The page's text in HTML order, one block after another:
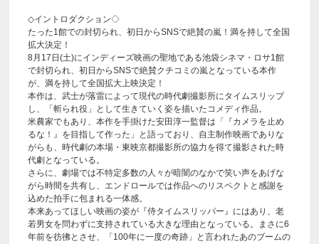
◇イントロダクション◇
たった1館での封切られ、初日からSNSで絶賛の嵐！満を持して全国
拡大決定！
8月17日(土)にインディーズ映画の聖地である池袋シネマ・ロサ1館
で封切られ、初日からSNSで絶賛クチコミの嵐となっている本作
が、満を持して全国拡大上映決定！
本作は、武士が落雷によって現代の時代劇撮影所にタイムスリップ
し、「斬られ役」として生きていく姿を描いたコメディ作品。
米農家でもあり、本作を手掛けた安田淳一監督は「『カメラを止め
るな！』を目指して作った」と語っており、自主制作映画でありな
がらも、時代劇の本場・東映京都撮影所の協力を得て撮影された時
代劇となっている。
さらに、劇場では不特定多数の人々が暗闇のなかで笑い声をあげな
がら時間を共有し、エンドロールでは作品へのリスペクトと感謝を
込めた拍手に包まれる一体感。
本来あってほしい映画の姿が『侍タイムスリッパー』にはあり、老
若男女を問わずに支持されている大きな理由となっている。まさに6
年前を彷彿とさせ、「100年に一度の奇跡」と言われたあのブームの